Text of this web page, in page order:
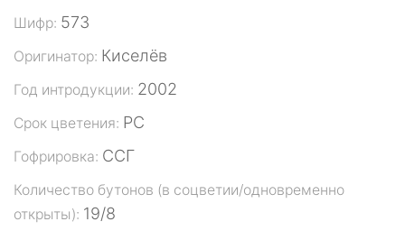
Шифр: 573
Оригинатор: Киселёв
Год интродукции: 2002
Срок цветения: РС
Гофрировка: ССГ
Количество бутонов (в соцветии/одновременно
открыты): 19/8